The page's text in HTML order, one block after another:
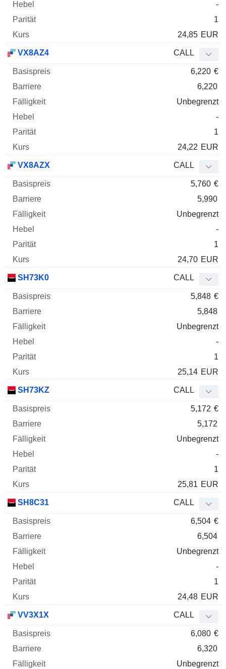
-
1
24,85 EUR
VX8AZ4 CALL
6,220 €
6,220
Unbegrenzt
-
1
24,22 EUR
VX8AZX CALL
5,760 €
5,990
Unbegrenzt
-
1
24,70 EUR
SH73K0 CALL
5,848 €
5,848
Unbegrenzt
-
1
25,14 EUR
SH73KZ CALL
5,172 €
5,172
Unbegrenzt
-
1
25,81 EUR
SH8C31 CALL
6,504 €
6,504
Unbegrenzt
-
1
24,48 EUR
VV3X1X CALL
6,080 €
6,320
Unbegrenzt